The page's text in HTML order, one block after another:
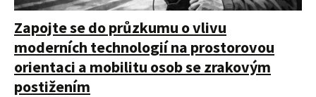
Zapojte se do průzkumu o vlivu
moderních technologií na prostorovou
orientaci a mobilitu osob se zrakovým
postižením